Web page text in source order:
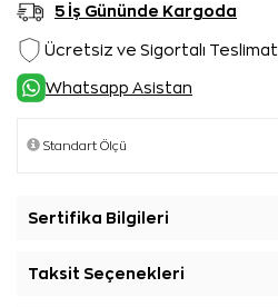
5 İş Gününde Kargoda
Ücretsiz ve Sigortalı Teslimat
Whatsapp Asistan
Sertifika Bilgileri
Taksit Seçenekleri